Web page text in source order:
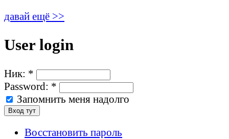
давай ещё >>
User login
Ник: *
Password: *
Запомнить меня надолго
Восстановить пароль